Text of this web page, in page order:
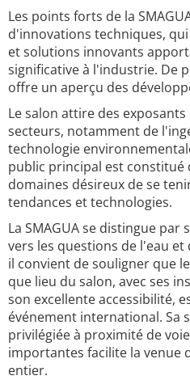
Les points forts de la
d'innovations techniques,
et solutions innovants
significative à l'industrie. De
offre un aperçu des
Le salon attire des
secteurs, notamment de
technologie
public principal est constitué
domaines désireux de se
tendances et technologies.
La SMAGUA se distingue
vers les questions de l'eau
il convient de souligner que
que lieu du salon, avec ses
son excellente accessibilité,
événement international. Sa
privilégiée à proximité de
importantes facilite la venue
entier.